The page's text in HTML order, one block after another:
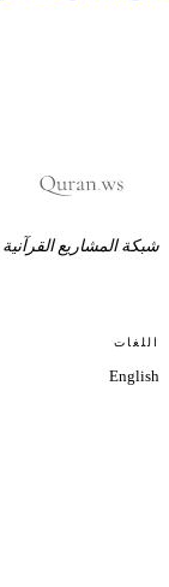
المشاريع القرآنية